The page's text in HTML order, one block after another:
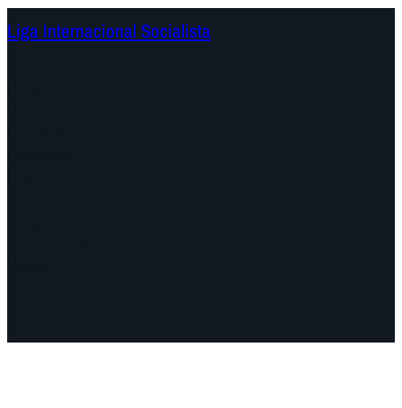
Liga Internacional Socialista